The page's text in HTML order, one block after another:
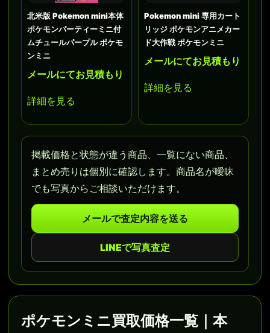
北米版 Pokemon mini本体
ポケモンパーティーミニ付
ムチュールパープル ポケモ
ンミニ
メールにてお見積もり
詳細を見る
Pokemon mini 専用カート
リッジ ポケモンアニメカー
ド大作戦 ポケモンミニ
メールにてお見積もり
詳細を見る
掲載価格と状態が違う商品、一覧にない商品、
まとめ売りは個別に確認します。商品名が曖昧
でも写真からご相談いただけます。
メールで査定内容を送る
LINEで写真査定
ポケモンミニ買取価格一覧｜本